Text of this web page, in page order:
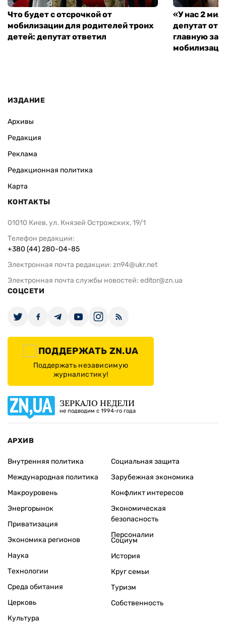
Что будет с отсрочкой от
мобилизации для родителей троих
детей: депутат ответил
«У нас 2
депутат от
главную
ИЗДАНИЕ
Архивы
Редакция
Реклама
Редакционная политика
Карта
КОНТАКТЫ
01010 Киев, ул. Князей Острожских, 19/1
Телефон редакции:
+380 (44) 280-04-85
Электронная почта редакции: zn94@ukr.net
Электронная почта службы новостей: editor@zn.ua
СОЦСЕТИ
ПОДДЕРЖАТЬ ZN.UA
Поддержать независимую
журналистику!
ЗЕРКАЛО НЕДЕЛИ
не подводим с 1994-го года
АРХИВ
Внутренняя политика
Международная политика
Макроуровень
Энергорынок
Приватизация
Экономика регионов
Социальная защита
Зарубежная экономика
Конфликт интересов
Экономическая
безопасность
Персоналии
Наука
Технологии
Среда обитания
Церковь
Культура
Социум
История
Круг семьи
Туризм
Собственность